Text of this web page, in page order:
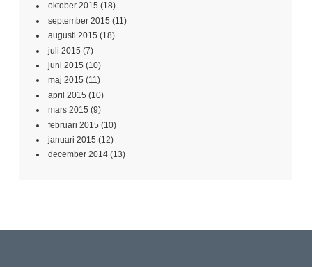
oktober 2015 (18)
september 2015 (11)
augusti 2015 (18)
juli 2015 (7)
juni 2015 (10)
maj 2015 (11)
april 2015 (10)
mars 2015 (9)
februari 2015 (10)
januari 2015 (12)
december 2014 (13)